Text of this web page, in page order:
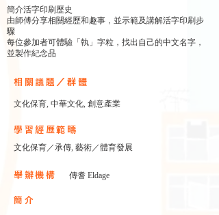
簡介活字印刷歷史
由師傅分享相關經歷和趣事，並示範及講解活字印刷步
驟
每位參加者可體驗「執」字粒，找出自己的中文名字，
並製作紀念品
相關議題／群體
文化保育, 中華文化, 創意產業
學習經歷範疇
文化保育／承傳, 藝術／體育發展
傳耆 Eldage
舉辦機構
簡介